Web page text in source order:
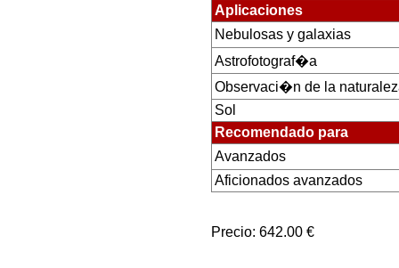
Aplicaciones
Nebulosas y galaxias
Astrofotograf�a
Observaci�n de la
Sol
Recomendado para
Avanzados
Aficionados avanzados
Precio: 642.00 €